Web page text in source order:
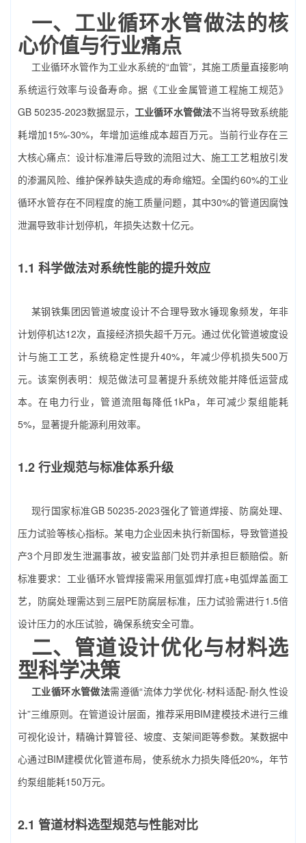
一、工业循环水管做法的核
心价值与行业痛点
工业循环水管作为工业水系统的“血管”，其施工质量直接影响
系统运行效率与设备寿命。据《工业金属管道工程施工规范》
GB 50235-2023数据显示， 工业循环水管做法不当将导致系统能
耗增加15%-30%，年增加运维成本超百万元。当前行业存在三
大核心痛点：设计标准滞后导致的流阻过大、施工工艺粗放引发
的渗漏风险、维护保养缺失造成的寿命缩短。全国约60%的工业
循环水管存在不同程度的施工质量问题，其中30%的管道因腐蚀
泄漏导致非计划停机，年损失达数十亿元。
1.1 科学做法对系统性能的提升效应
某钢铁集团因管道坡度设计不合理导致水锤现象频发，年非
计划停机达12次，直接经济损失超千万元。通过优化管道坡度设
计与施工工艺，系统稳定性提升40%，年减少停机损失500万
元。该案例表明：规范做法可显著提升系统效能并降低运营成
本。在电力行业，管道流阻每降低1kPa，年可减少泵组能耗
5%，显著提升能源利用效率。
1.2 行业规范与标准体系升级
现行国家标准GB 50235-2023强化了管道焊接、防腐处理、
压力试验等核心指标。某电力企业因未执行新国标，导致管道投
产3个月即发生泄漏事故，被安监部门处罚并承担巨额赔偿。新
标准要求：工业循环水管焊接需采用氩弧焊打底+电弧焊盖面工
艺，防腐处理需达到三层PE防腐层标准，压力试验需进行1.5倍
设计压力的水压试验，确保系统安全可靠。
二、管道设计优化与材料选
型科学决策
工业循环水管做法需遵循“流体力学优化-材料适配-耐久性设
计”三维原则。在管道设计层面，推荐采用BIM建模技术进行三维
可视化设计，精确计算管径、坡度、支架间距等参数。某数据中
心通过BIM建模优化管道布局，使系统水力损失降低20%，年节
约泵组能耗150万元。
2.1 管道材料选型规范与性能对比